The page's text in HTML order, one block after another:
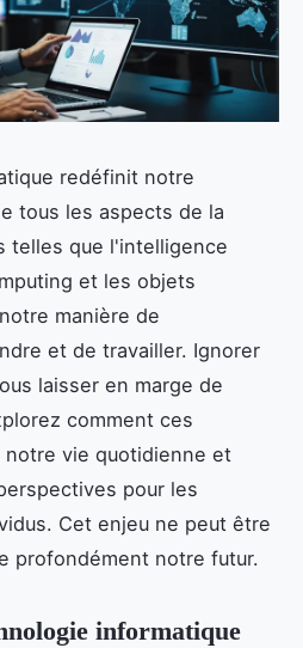
redéfinit notre
tous les aspects de la
telles que l'intelligence
et les objets
manière de
et de travailler. Ignorer
laisser en marge de
comment ces
vie quotidienne et
pour les
Cet enjeu ne peut être
profondément notre futur.
informatique